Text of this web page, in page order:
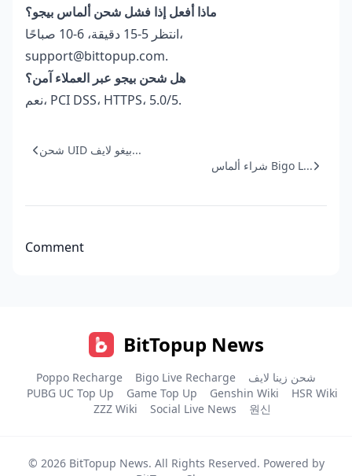
ماذا أفعل إذا فشل شحن ألماس بيجو؟
انتظر 5-15 دقيقة، 6-10 صباحًا،
support@bittopup.com.
هل شحن بيجو عبر العملاء آمن؟
نعم، PCI DSS، HTTPS، 5.0/5.
شحن UID بيغو لايف...
شراء ألماس Bigo L...
Comment
BitTopup News
Poppo Recharge Bigo Live Recharge
شحن زينا لايف
PUBG UC Top Up
Game Top Up Genshin Wiki
HSR Wiki
ZZZ Wiki
Social Live News 원신
© 2026 BitTopup News. All Rights Reserved. Powered by